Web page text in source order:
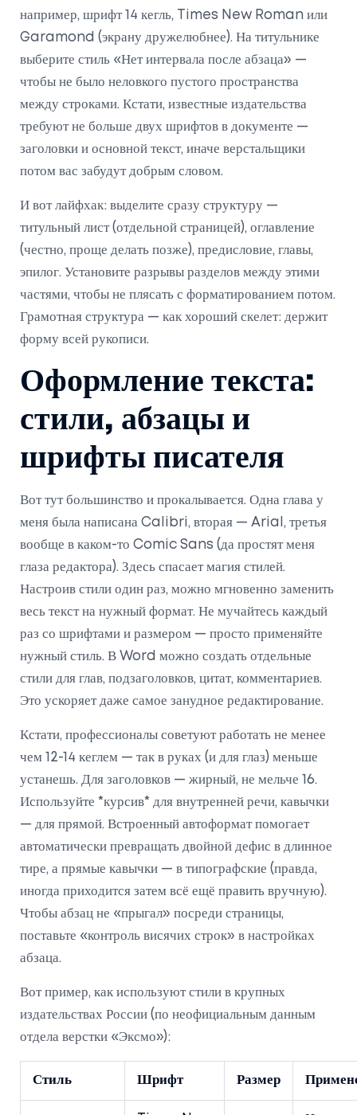
например, шрифт 14 кегль, Times New Roman или
Garamond (экрану дружелюбнее). На титульнике
выберите стиль «Нет интервала после абзаца» —
чтобы не было неловкого пустого пространства
между строками. Кстати, известные издательства
требуют не больше двух шрифтов в документе —
заголовки и основной текст, иначе верстальщики
потом вас забудут добрым словом.
И вот лайфхак: выделите сразу структуру —
титульный лист (отдельной страницей), оглавление
(честно, проще делать позже), предисловие, главы,
эпилог. Установите разрывы разделов между этими
частями, чтобы не плясать с форматированием потом.
Грамотная структура — как хороший скелет: держит
форму всей рукописи.
Оформление текста:
стили, абзацы и
шрифты писателя
Вот тут большинство и прокалывается. Одна глава у
меня была написана Calibri, вторая — Arial, третья
вообще в каком-то Comic Sans (да простят меня
глаза редактора). Здесь спасает магия стилей.
Настроив стили один раз, можно мгновенно заменить
весь текст на нужный формат. Не мучайтесь каждый
раз со шрифтами и размером — просто применяйте
нужный стиль. В Word можно создать отдельные
стили для глав, подзаголовков, цитат, комментариев.
Это ускоряет даже самое занудное редактирование.
Кстати, профессионалы советуют работать не менее
чем 12-14 кеглем — так в руках (и для глаз) меньше
устанешь. Для заголовков — жирный, не мельче 16.
Используйте *курсив* для внутренней речи, кавычки
— для прямой. Встроенный автоформат помогает
автоматически превращать двойной дефис в длинное
тире, а прямые кавычки — в типографские (правда,
иногда приходится затем всё ещё править вручную).
Чтобы абзац не «прыгал» посреди страницы,
поставьте «контроль висячих строк» в настройках
абзаца.
Вот пример, как используют стили в крупных
издательствах России (по неофициальным данным
отдела верстки «Эксмо»):
Стиль Шрифт Размер